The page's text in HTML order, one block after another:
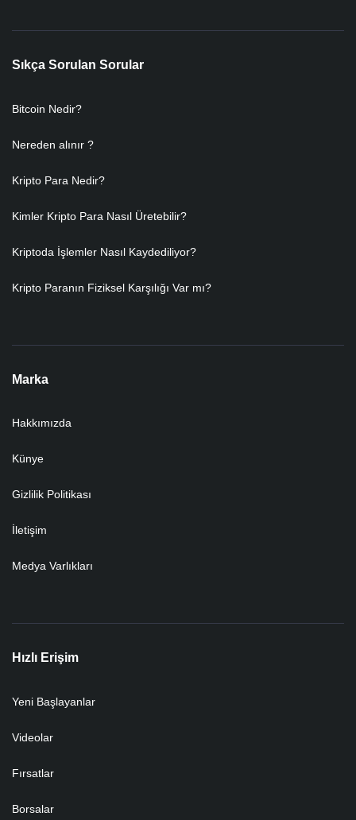
Sıkça Sorulan Sorular
Bitcoin Nedir?
Nereden alınır ?
Kripto Para Nedir?
Kimler Kripto Para Nasıl Üretebilir?
Kriptoda İşlemler Nasıl Kaydediliyor?
Kripto Paranın Fiziksel Karşılığı Var mı?
Marka
Hakkımızda
Künye
Gizlilik Politikası
İletişim
Medya Varlıkları
Hızlı Erişim
Yeni Başlayanlar
Videolar
Fırsatlar
Borsalar